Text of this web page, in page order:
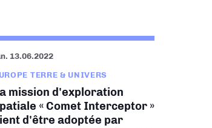
13.06.2022
TERRE & UNIVERS
mission d'exploration
« Comet Interceptor »
d'être adoptée par